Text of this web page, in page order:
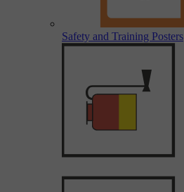
Safety and Training Posters